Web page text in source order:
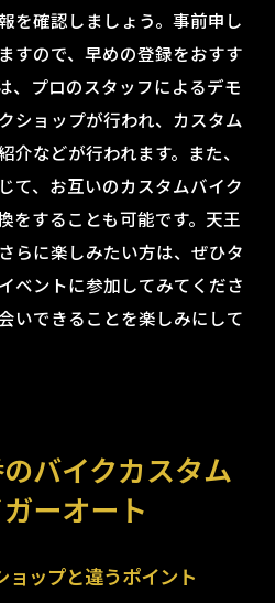
を確認しましょう。事前申し
すので、早めの登録をおすす
、プロのスタッフによるデモ
ショップが行われ、カスタム
などが行われます。また、
て、お互いのカスタムバイク
をすることも可能です。天王
らに楽しみたい方は、ぜひタ
ベントに参加してみてくださ
いできることを楽しみにして
バイクカスタム
ーオート
ョップと違うポイント